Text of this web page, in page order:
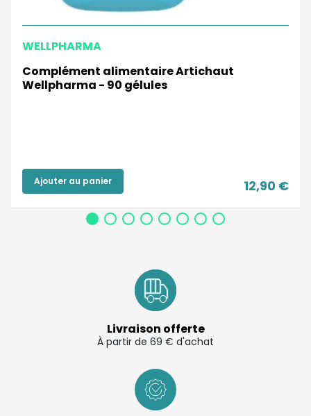
WELLPHARMA
Complément alimentaire Artichaut
Wellpharma - 90 gélules
Ajouter au panier 12,90 €
Livraison offerte
À partir de 69 € d'achat